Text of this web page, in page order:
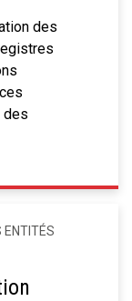
des
des
ENTITÉS